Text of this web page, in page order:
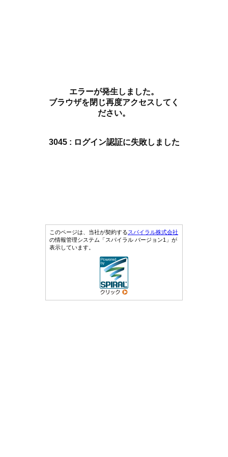
エラーが発生しました。
ブラウザを閉じ再度アクセスしてく
ださい。
3045 : ログイン認証に失敗しました
このページは、当社が契約するスパイラル株式会社
の情報管理システム「スパイラル バージョン1」が
表示しています。